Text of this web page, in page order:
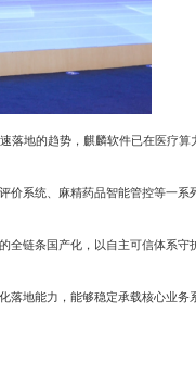
落地的趋势，麒麟软件已在医疗算
价系统、麻精药品智能管控等一系
全链条国产化，以自主可信体系守
落地能力，能够稳定承载核心业务